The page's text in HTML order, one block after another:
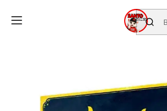
JUEGOS DE MESA